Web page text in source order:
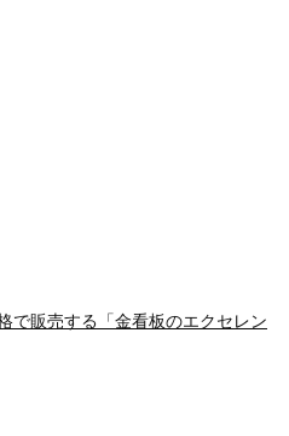
で販売する「金看板のエクセレン